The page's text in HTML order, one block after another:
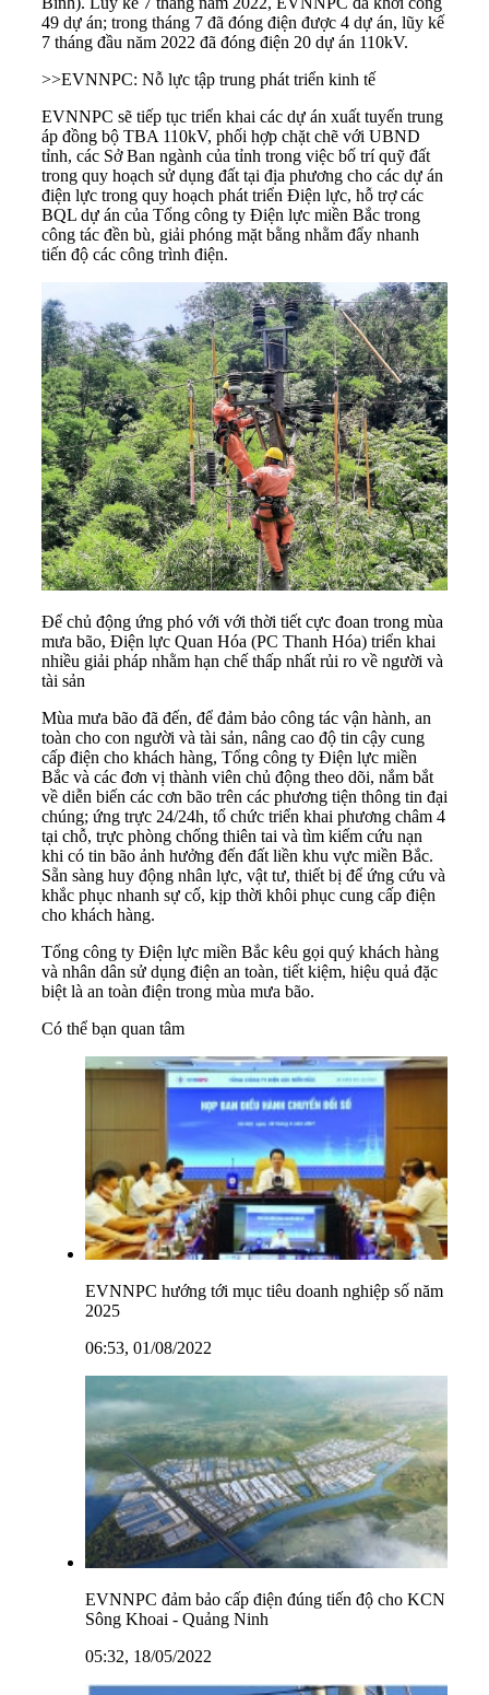
49 dự án; trong tháng 7 đã đóng điện được 4 dự án, lũy kế
7 tháng đầu năm 2022 đã đóng điện 20 dự án 110kV.
>>EVNNPC: Nỗ lực tập trung phát triển kinh tế
EVNNPC sẽ tiếp tục triển khai các dự án xuất tuyến trung
áp đồng bộ TBA 110kV, phối hợp chặt chẽ với UBND
tỉnh, các Sở Ban ngành của tỉnh trong việc bố trí quỹ đất
trong quy hoạch sử dụng đất tại địa phương cho các dự án
điện lực trong quy hoạch phát triển Điện lực, hỗ trợ các
BQL dự án của Tổng công ty Điện lực miền Bắc trong
công tác đền bù, giải phóng mặt bằng nhằm đẩy nhanh
tiến độ các công trình điện.
Để chủ động ứng phó với với thời tiết cực đoan trong mùa
mưa bão, Điện lực Quan Hóa (PC Thanh Hóa) triển khai
nhiều giải pháp nhằm hạn chế thấp nhất rủi ro về người và
tài sản
Mùa mưa bão đã đến, để đảm bảo công tác vận hành, an
toàn cho con người và tài sản, nâng cao độ tin cậy cung
cấp điện cho khách hàng, Tổng công ty Điện lực miền
Bắc và các đơn vị thành viên chủ động theo dõi, nắm bắt
về diễn biến các cơn bão trên các phương tiện thông tin đại
chúng; ứng trực 24/24h, tổ chức triển khai phương châm 4
tại chỗ, trực phòng chống thiên tai và tìm kiếm cứu nạn
khi có tin bão ảnh hưởng đến đất liền khu vực miền Bắc.
Sẵn sàng huy động nhân lực, vật tư, thiết bị để ứng cứu và
khắc phục nhanh sự cố, kịp thời khôi phục cung cấp điện
cho khách hàng.
Tổng công ty Điện lực miền Bắc kêu gọi quý khách hàng
và nhân dân sử dụng điện an toàn, tiết kiệm, hiệu quả đặc
biệt là an toàn điện trong mùa mưa bão.
Có thể bạn quan tâm
EVNNPC hướng tới mục tiêu doanh nghiệp số năm
2025
06:53, 01/08/2022
EVNNPC đảm bảo cấp điện đúng tiến độ cho KCN
Sông Khoai - Quảng Ninh
05:32, 18/05/2022